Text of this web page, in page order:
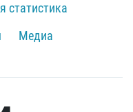
статистика
Медиа